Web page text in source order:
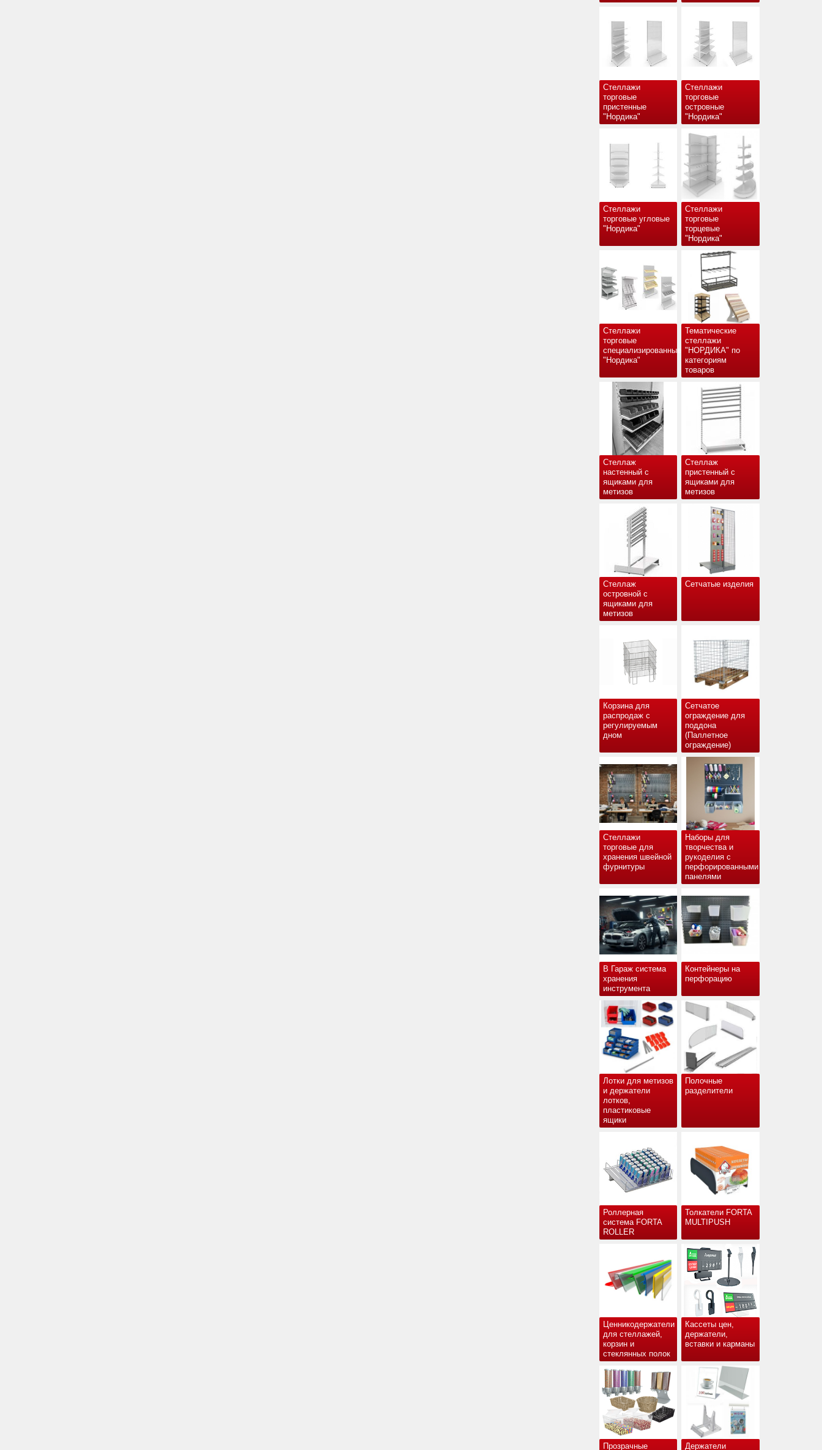
Стеллажи
торговые
пристенные
"Нордика"
Стеллажи
торговые
островные
"Нордика"
Стеллажи
торговые угловые
"Нордика"
Стеллажи
торговые
торцевые
"Нордика"
Стеллажи
торговые
специализированные
"Нордика"
Тематические
стеллажи
"НОРДИКА" по
категориям
товаров
Стеллаж
настенный с
ящиками для
метизов
Стеллаж
пристенный с
ящиками для
метизов
Стеллаж
островной с
ящиками для
метизов
Сетчатые изделия
Корзина для
распродаж с
регулируемым
дном
Сетчатое
ограждение для
поддона
(Паллетное
ограждение)
Стеллажи
торговые для
хранения швейной
фурнитуры
Наборы для
творчества и
рукоделия с
перфорированными
панелями
В Гараж система
хранения
инструмента
Контейнеры на
перфорацию
Лотки для метизов
и держатели
лотков,
пластиковые
ящики
Полочные
разделители
Роллерная
система FORTA
ROLLER
Толкатели FORTA
MULTIPUSH
Ценникодержатели
для стеллажей,
корзин и
стеклянных полок
Кассеты цен,
держатели,
вставки и карманы
Прозрачные Держатели